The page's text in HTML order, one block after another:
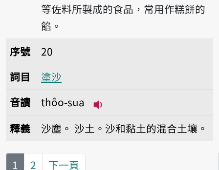
等佐料所製成的食品，常用作糕餅的
餡。
序號20塗沙
序號
20
詞目
塗沙
音讀
thôo-sua
釋義 沙塵。 沙土。沙和黏土的混合土壤。
第
1 2 下一頁